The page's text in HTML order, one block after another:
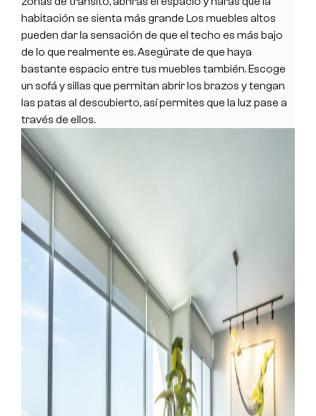
habitación se sienta más grande Los muebles altos
pueden dar la sensación de que el techo es más bajo
de lo que realmente es. Asegúrate de que haya
bastante espacio entre tus muebles también. Escoge
un sofá y sillas que permitan abrir los brazos y tengan
las patas al descubierto, así permites que la luz pase a
través de ellos.